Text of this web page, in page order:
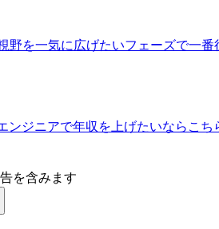
野を一気に広げたいフェーズで一番
ンジニアで年収を上げたいならこ
を含みます